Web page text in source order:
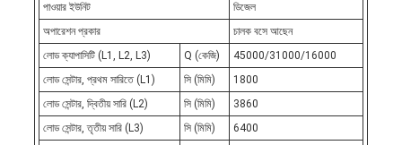
পাওয়ার ইউনিট
ডিজেল
অপারেশন প্রকার
চালক বসে আছেন
লোড ক্যাপাসিটি (L1, L2, L3)
Q (কেজি)
45000/31000/16000
লোড সেন্টার, প্রথম সারিতে (L1)
সি (মিমি)
1800
লোড সেন্টার, দ্বিতীয় সারি (L2)
সি (মিমি)
3860
লোড সেন্টার, তৃতীয় সারি (L3)
সি (মিমি)
6400